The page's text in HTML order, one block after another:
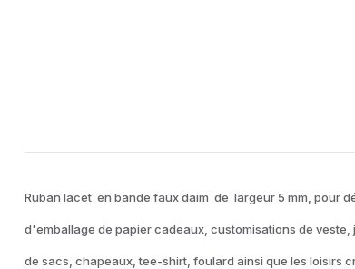
Ruban lacet en bande faux daim de largeur 5 mm, pour
d'emballage de papier cadeaux, customisations de veste,
de sacs, chapeaux, tee-shirt, foulard ainsi que les loisirs